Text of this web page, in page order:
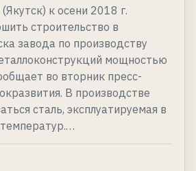
к осени 2018 г.
строительство в
завода по производству
мощностью
во вторник пресс-
В производстве
сталь, эксплуатируемая в
температур.…